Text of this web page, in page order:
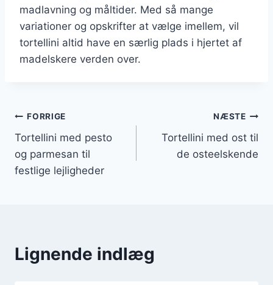
madlavning og måltider. Med så mange
variationer og opskrifter at vælge imellem, vil
tortellini altid have en særlig plads i hjertet af
madelskere verden over.
Indlægsnavigation
FORRIGE
Tortellini med pesto
og parmesan til
festlige lejligheder
NÆSTE
Tortellini med ost til
de osteelskende
Lignende indlæg